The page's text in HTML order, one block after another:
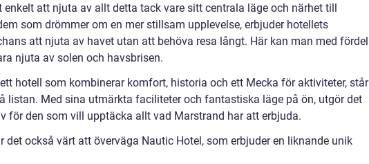
enkelt att njuta av allt detta tack vare sitt centrala läge och närhet till
som drömmer om en mer stillsam upplevelse, erbjuder hotellets
att njuta av havet utan att behöva resa långt. Här kan man med fördel
njuta av solen och havsbrisen.
hotell som kombinerar komfort, historia och ett Mecka för aktiviteter, står
listan. Med sina utmärkta faciliteter och fantastiska läge på ön, utgör det
för den som vill upptäcka allt vad Marstrand har att erbjuda.
det också värt att överväga Nautic Hotel, som erbjuder en liknande unik